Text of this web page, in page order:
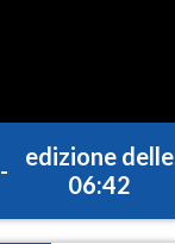
-
edizione delle
06:42